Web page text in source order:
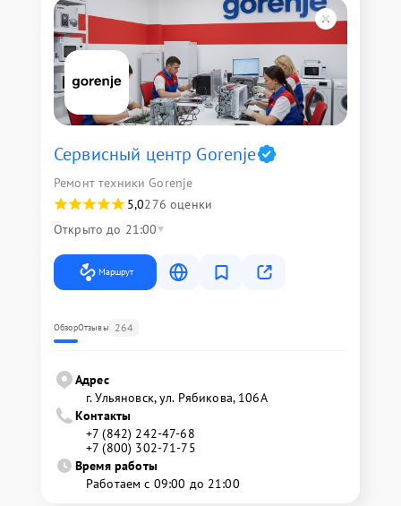
Сервисный центр Gorenje
Ремонт техники Gorenje
5,0276 оценки
Открыто до 21:00
Маршрут
ОбзорОтзывы 264
Адрес
г. Ульяновск, ул. Рябикова, 106А
Контакты
+7 (842) 242-47-68
+7 (800) 302-71-75
Время работы
Работаем с 09:00 до 21:00